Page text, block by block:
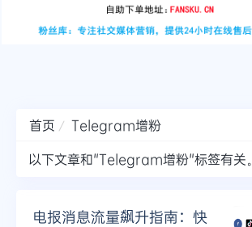
首页
Telegram增粉
以下文章和"Telegram增粉"标签有关。
电报消息流量飙升指南：快